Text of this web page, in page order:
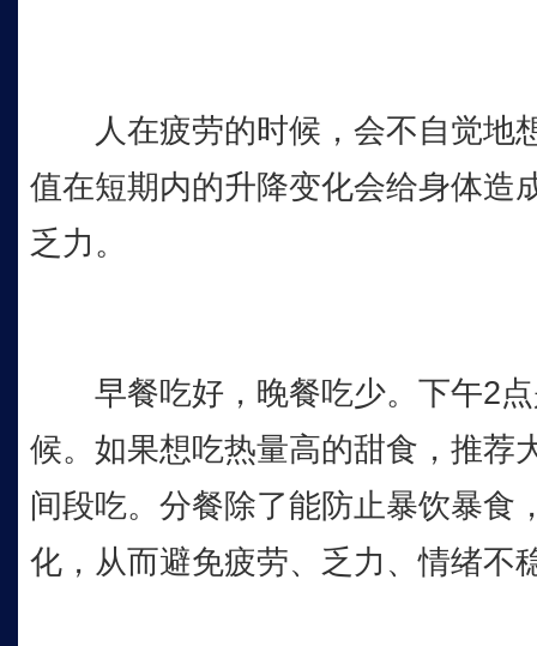
人在疲劳的时候，会不自觉地
值在短期内的升降变化会给身体造
乏力。
早餐吃好，晚餐吃少。下午2点
候。如果想吃热量高的甜食，推荐
间段吃。分餐除了能防止暴饮暴食
化，从而避免疲劳、乏力、情绪不